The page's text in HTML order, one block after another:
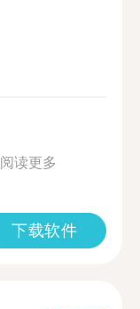
阅读更多
下载软件